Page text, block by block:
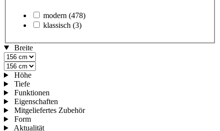
modern (478)
klassisch (3)
Breite
Höhe
Tiefe
Funktionen
Eigenschaften
Mitgeliefertes Zubehör
Form
Aktualität